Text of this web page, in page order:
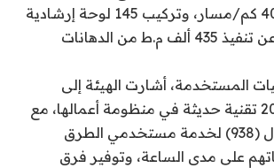
امتداد أكثر من 400 كم/مسار، وتركيب 145 لوحة إرشادية
وتحذيرية، فضلًا عن تنفيذ 435 ألف م.ط من الدهانات
المستخدمة، أشارت الهيئة إلى
توظيف أكثر من 20 تقنية حديثة في منظومة أعمالها، مع
تفعيل مركز اتصال (938) لخدمة مستخدمي الطرق
على مدى الساعة، وتوفير فرق